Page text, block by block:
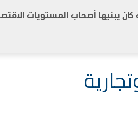
كان يبنيها أصحاب المستويات